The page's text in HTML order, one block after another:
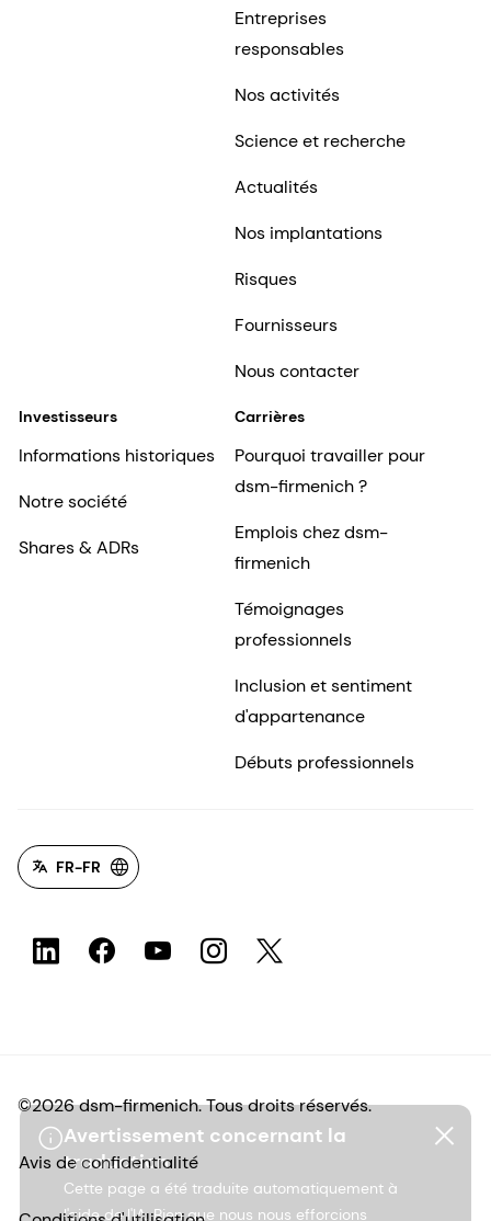
Avertissement concernant la
traduction
Cette page a été traduite automatiquement à
l'aide de l'IA. Bien que nous nous efforcions
Entreprises
responsables
Nos activités
Science et recherche
Actualités
Nos implantations
Risques
Fournisseurs
Nous contacter
Investisseurs
Informations historiques
Notre société
Shares & ADRs
Carrières
Pourquoi travailler pour
dsm-firmenich ?
Emplois chez dsm-
firmenich
Témoignages
professionnels
Inclusion et sentiment
d'appartenance
Débuts professionnels
FR-FR
©2026 dsm-firmenich. Tous droits réservés.
Avis de confidentialité